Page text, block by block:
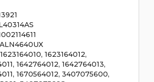
1623164012,
1642764012, 1642764013,
1670564012, 3407075600,